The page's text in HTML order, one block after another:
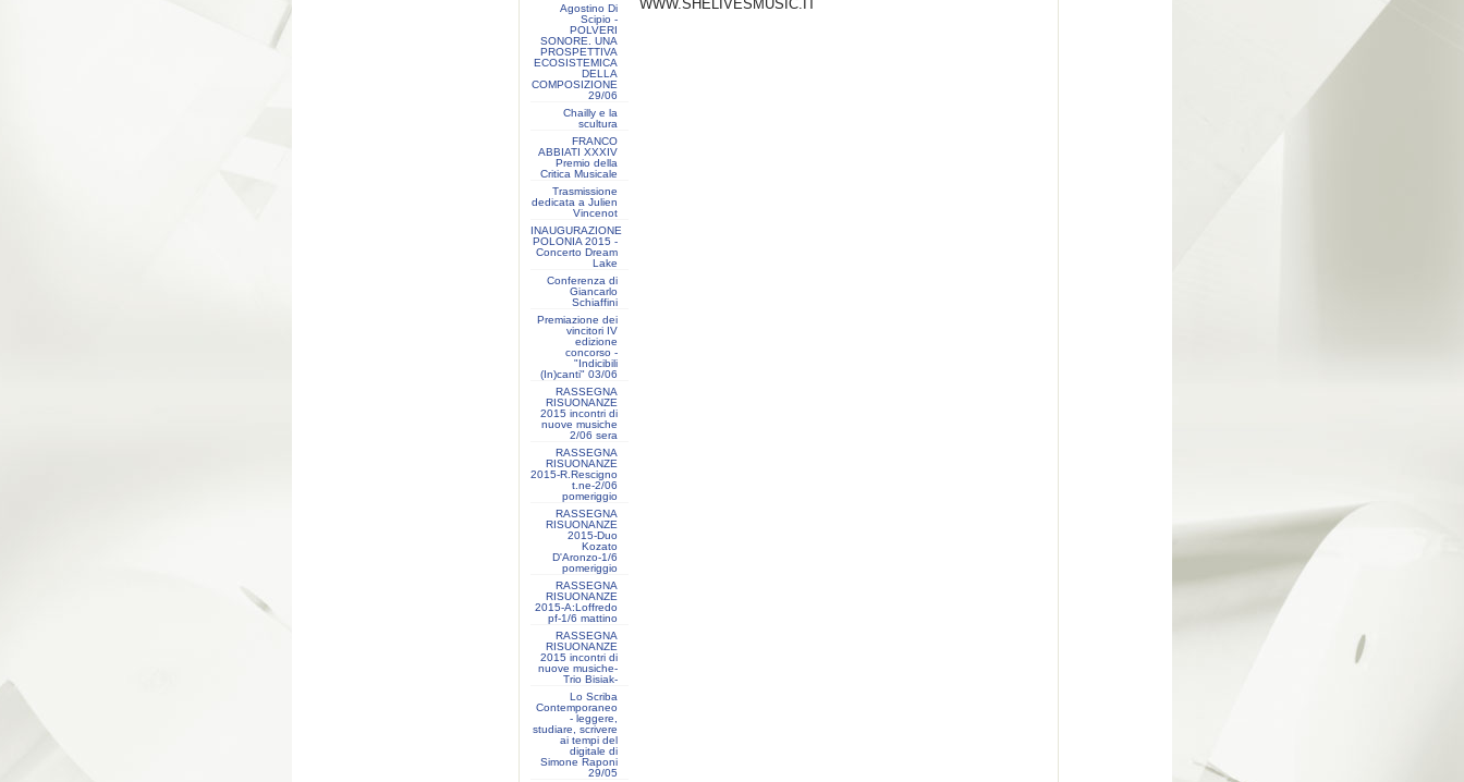
Agostino Di
Scipio -
POLVERI
SONORE. UNA
PROSPETTIVA
ECOSISTEMICA
DELLA
COMPOSIZIONE
29/06
Chailly e la
scultura
FRANCO
ABBIATI XXXIV
Premio della
Critica Musicale
Trasmissione
dedicata a Julien
Vincenot
INAUGURAZIONE
POLONIA 2015 -
Concerto Dream
Lake
Conferenza di
Giancarlo
Schiaffini
Premiazione dei
vincitori IV
edizione
concorso -
"Indicibili
(In)canti" 03/06
RASSEGNA
RISUONANZE
2015 incontri di
nuove musiche
2/06 sera
RASSEGNA
RISUONANZE
2015-R.Rescigno
t.ne-2/06
pomeriggio
RASSEGNA
RISUONANZE
2015-Duo
Kozato
D'Aronzo-1/6
pomeriggio
RASSEGNA
RISUONANZE
2015-A:Loffredo
pf-1/6 mattino
RASSEGNA
RISUONANZE
2015 incontri di
nuove musiche-
Trio Bisiak-
Lo Scriba
Contemporaneo
- leggere,
studiare, scrivere
ai tempi del
digitale di
Simone Raponi
29/05
WWW.SHELIVESMUSIC.IT